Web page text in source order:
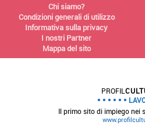
Chi siamo?
Condizioni generali di utilizzo
Informativa sulla privacy
I nostri Partner
Mappa del sito
PROFIL
Il primo sito di impiego nei